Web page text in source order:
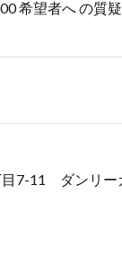
希望者へ の質疑
目7-11 ダンリー